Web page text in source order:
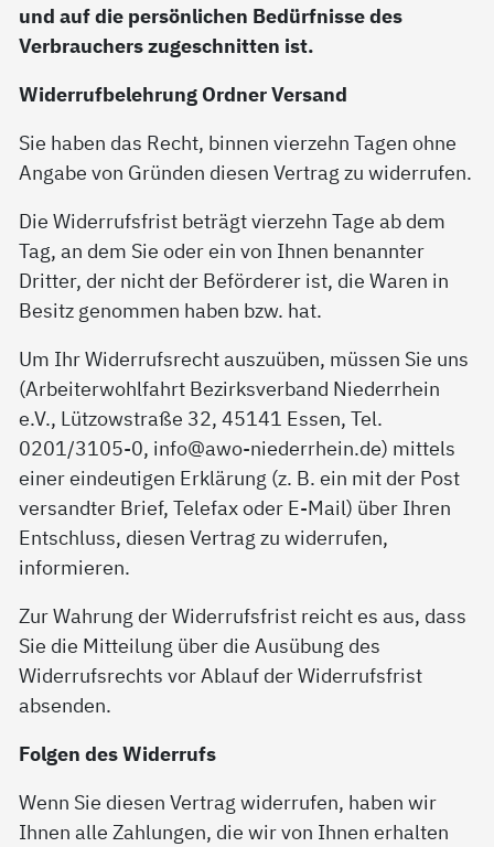
und auf die persönlichen Bedürfnisse des
Verbrauchers zugeschnitten ist.
Widerrufbelehrung Ordner Versand
Sie haben das Recht, binnen vierzehn Tagen ohne
Angabe von Gründen diesen Vertrag zu widerrufen.
Die Widerrufsfrist beträgt vierzehn Tage ab dem
Tag, an dem Sie oder ein von Ihnen benannter
Dritter, der nicht der Beförderer ist, die Waren in
Besitz genommen haben bzw. hat.
Um Ihr Widerrufsrecht auszuüben, müssen Sie uns
(Arbeiterwohlfahrt Bezirksverband Niederrhein
e.V., Lützowstraße 32, 45141 Essen, Tel.
0201/3105-0, info@awo-niederrhein.de) mittels
einer eindeutigen Erklärung (z. B. ein mit der Post
versandter Brief, Telefax oder E-Mail) über Ihren
Entschluss, diesen Vertrag zu widerrufen,
informieren.
Zur Wahrung der Widerrufsfrist reicht es aus, dass
Sie die Mitteilung über die Ausübung des
Widerrufsrechts vor Ablauf der Widerrufsfrist
absenden.
Folgen des Widerrufs
Wenn Sie diesen Vertrag widerrufen, haben wir
Ihnen alle Zahlungen, die wir von Ihnen erhalten